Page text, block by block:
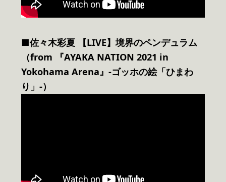
■佐々木彩夏 【LIVE】境界のペンデュラム
（from 『AYAKA NATION 2021 in
Yokohama Arena』-ゴッホの絵「ひまわ
り」-）